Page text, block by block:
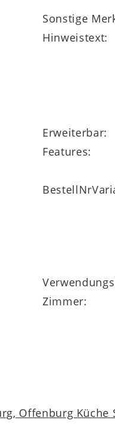
Sonstige
Hinweistext:
Erweiterbar:
Features:
Zimmer:
Offenburg